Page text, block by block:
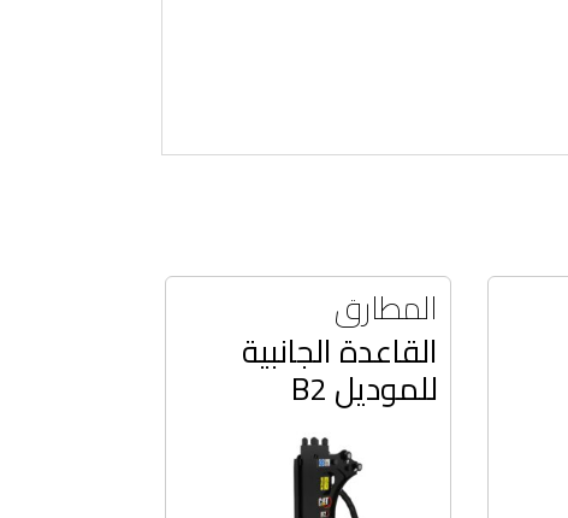
المطارق
القاعدة الجانبية
للموديل B2